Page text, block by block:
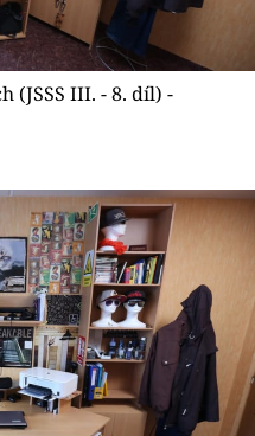
(JSSS III. - 8. díl) -